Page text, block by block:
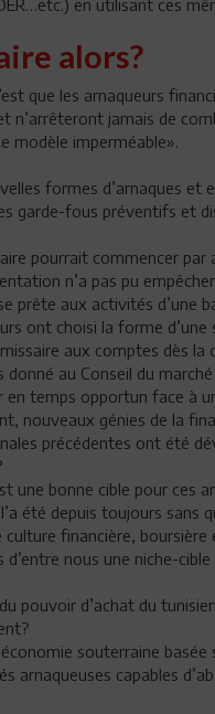
en utilisant ces
alors?
que les arnaqueurs
n’arrêteront jamais de
modèle imperméable».
formes d’arnaques
garde-fous préventifs et
pourrait commencer
n’a pas pu
prête aux activités d’une
ont choisi la forme
aux comptes dès
donné au Conseil du
temps opportun face à
nouveaux génies de la
précédentes ont été
une bonne cible pour ces
été depuis toujours sans
culture financière,
nous une niche-
pouvoir d’achat du
souterraine
arnaqueuses capables